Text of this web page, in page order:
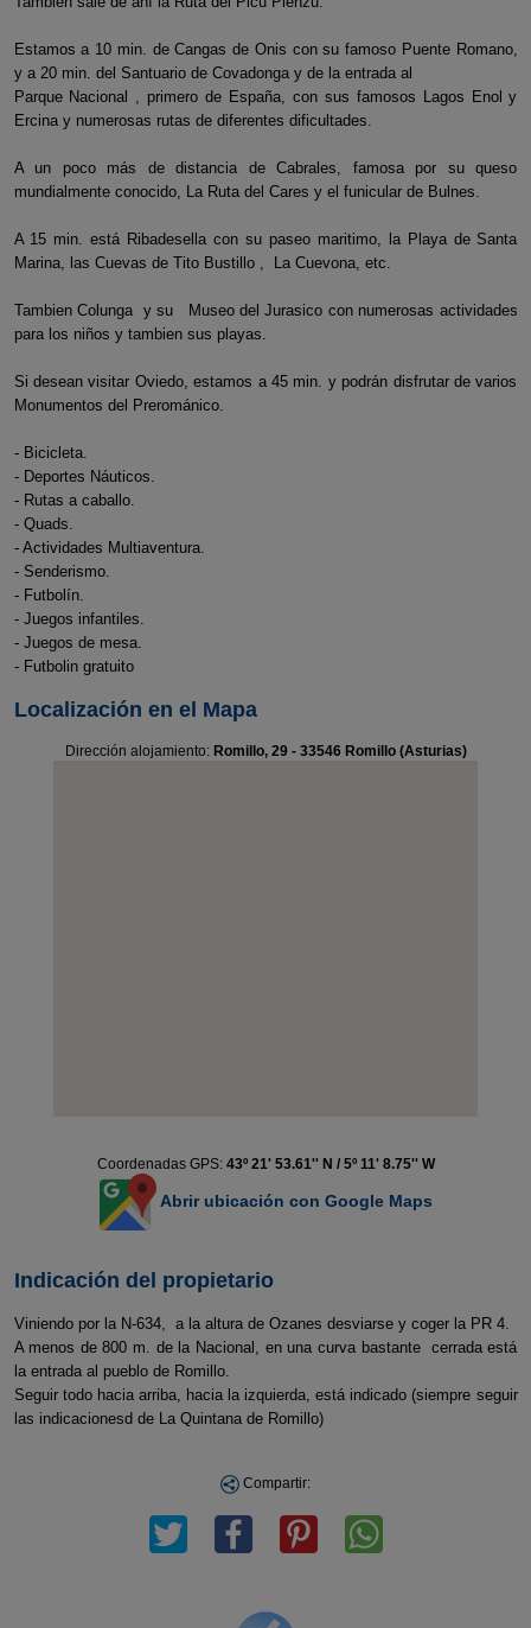
Estamos a 10 min. de Cangas de Onis con su famoso Puente Romano,
y a 20 min. del Santuario de Covadonga y de la entrada al
Parque Nacional , primero de España, con sus famosos Lagos Enol y
Ercina y numerosas rutas de diferentes dificultades.
A un poco más de distancia de Cabrales, famosa por su queso
mundialmente conocido, La Ruta del Cares y el funicular de Bulnes.
A 15 min. está Ribadesella con su paseo maritimo, la Playa de Santa
Marina, las Cuevas de Tito Bustillo , La Cuevona, etc.
Tambien Colunga y su Museo del Jurasico con numerosas actividades
para los niños y tambien sus playas.
Si desean visitar Oviedo, estamos a 45 min. y podrán disfrutar de varios
Monumentos del Prerománico.
- Bicicleta.
- Deportes Náuticos.
- Rutas a caballo.
- Quads.
- Actividades Multiaventura.
- Senderismo.
- Futbolín.
- Juegos infantiles.
- Juegos de mesa.
- Futbolin gratuito
Localización en el Mapa
Dirección alojamiento: Romillo, 29 - 33546 Romillo (Asturias)
Coordenadas GPS: 43º 21' 53.61'' N / 5º 11' 8.75'' W
Abrir ubicación con Google Maps
Indicación del propietario
Viniendo por la N-634, a la altura de Ozanes desviarse y coger la PR 4.
A menos de 800 m. de la Nacional, en una curva bastante cerrada está
la entrada al pueblo de Romillo.
Seguir todo hacia arriba, hacia la izquierda, está indicado (siempre seguir
las indicacionesd de La Quintana de Romillo)
Compartir: